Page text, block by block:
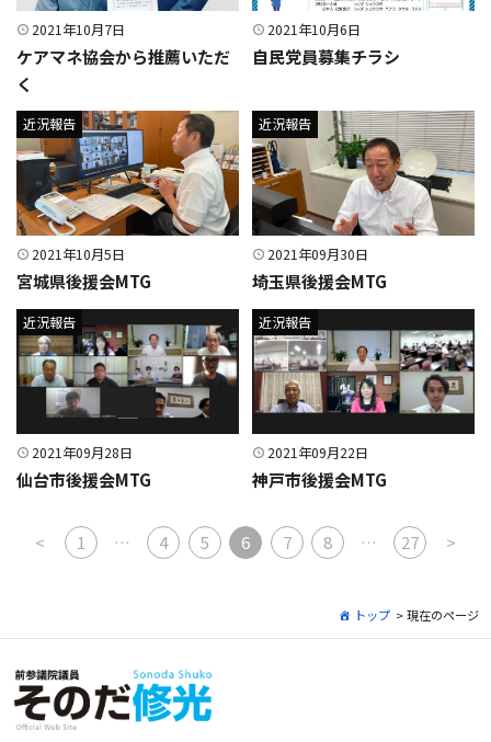
2021年10月7日
ケアマネ協会から推薦いただ
く
2021年10月6日
自民党員募集チラシ
2021年10月5日
宮城県後援会MTG
近況報告
2021年09月30日
埼玉県後援会MTG
近況報告
2021年09月28日
仙台市後援会MTG
近況報告
2021年09月22日
神戸市後援会MTG
近況報告
投稿ナビゲーション
< 1 … 4 5 6 7 8 … 27 >
トップ > 現在のページ